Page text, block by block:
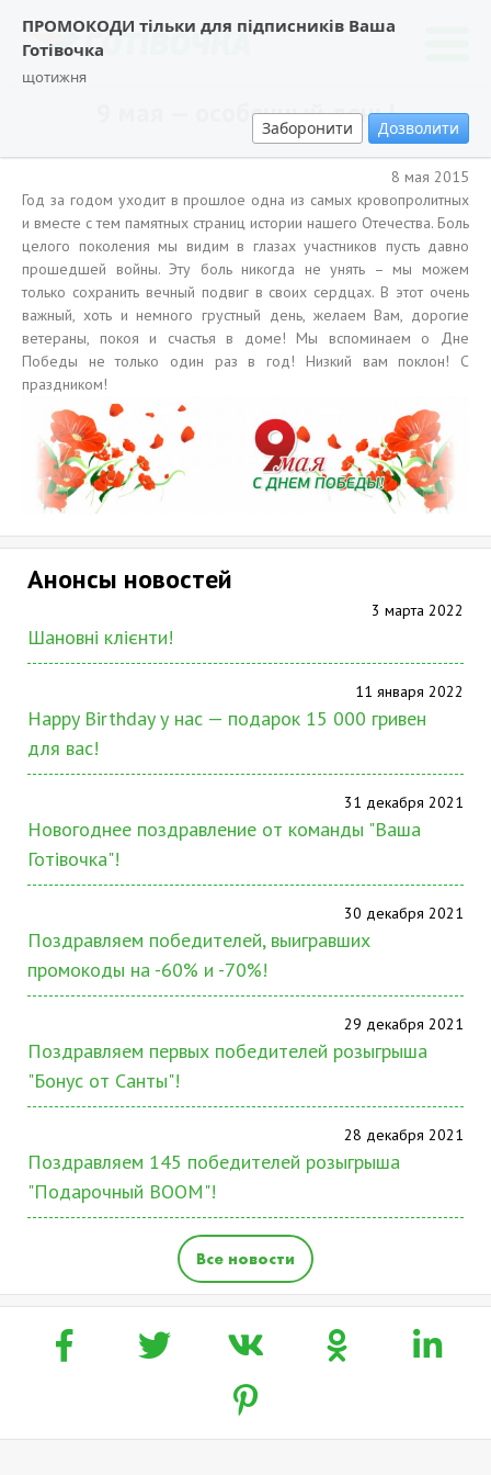
ПРОМОКОДИ тільки для підписників Ваша
Готівочка
щотижня
Заборонити Дозволити
9 мая — особенный день!
8 мая 2015
Год за годом уходит в прошлое одна из самых кровопролитных
и вместе с тем памятных страниц истории нашего Отечества. Боль
целого поколения мы видим в глазах участников пусть давно
прошедшей войны. Эту боль никогда не унять – мы можем
только сохранить вечный подвиг в своих сердцах. В этот очень
важный, хоть и немного грустный день, желаем Вам, дорогие
ветераны, покоя и счастья в доме! Мы вспоминаем о Дне
Победы не только один раз в год! Низкий вам поклон! С
праздником!
Анонсы новостей
3 марта 2022
Шановні клієнти!
11 января 2022
Happy Birthday у нас — подарок 15 000 гривен
для вас!
31 декабря 2021
Новогоднее поздравление от команды "Ваша
Готівочка"!
30 декабря 2021
Поздравляем победителей, выигравших
промокоды на -60% и -70%!
29 декабря 2021
Поздравляем первых победителей розыгрыша
"Бонус от Санты"!
28 декабря 2021
Поздравляем 145 победителей розыгрыша
"Подарочный BOOM"!
Все новости